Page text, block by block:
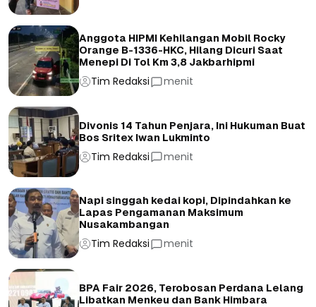
Anggota HIPMI Kehilangan Mobil Rocky
Orange B-1336-HKC, Hilang Dicuri Saat
Menepi Di Tol Km 3,8 Jakbarhipmi
Tim Redaksi menit
Divonis 14 Tahun Penjara, Ini Hukuman Buat
Bos Sritex Iwan Lukminto
Tim Redaksi menit
Napi singgah kedai kopi, Dipindahkan ke
Lapas Pengamanan Maksimum
Nusakambangan
Tim Redaksi menit
BPA Fair 2026, Terobosan Perdana Lelang
Libatkan Menkeu dan Bank Himbara